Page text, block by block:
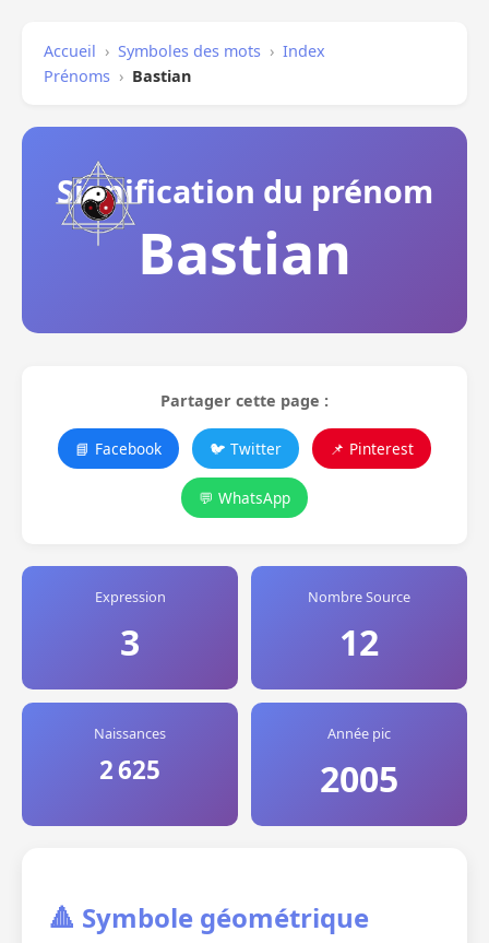
Accueil › Symboles des mots › Index
Prénoms › Bastian
Signification du prénom
Bastian
Partager cette page :
📘 Facebook 🐦 Twitter 📌 Pinterest
💬 WhatsApp
Expression
3
Nombre Source
12
Naissances
2 625
Année pic
2005
🔺 Symbole géométrique